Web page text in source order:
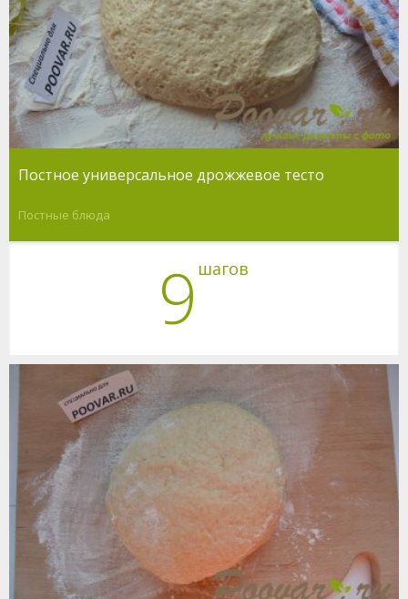
Постное универсальное дрожжевое тесто
Постные блюда
9 шагов